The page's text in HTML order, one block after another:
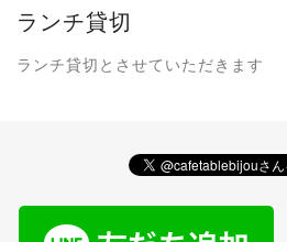
ランチ貸切
ランチ貸切とさせていただきます